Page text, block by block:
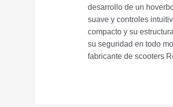
desarrollo de un
suave y controles
compacto y su
su seguridad en todo
fabricante de scooters